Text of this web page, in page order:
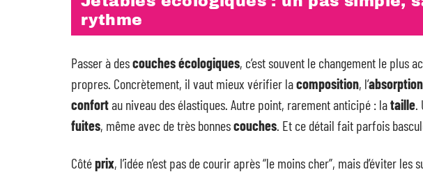
rythme
Passer à descouches écologiques, c’est souvent le changement le plus
propres. Concrètement, il vaut mieux vérifier lacomposition, l’absorption
confortau niveau des élastiques. Autre point, rarement anticipé : lataille.
fuites, même avec de très bonnescouches. Et ce détail fait parfois
Côtéprix, l’idée n’est pas de courir après “le moins cher”, mais d’éviter les